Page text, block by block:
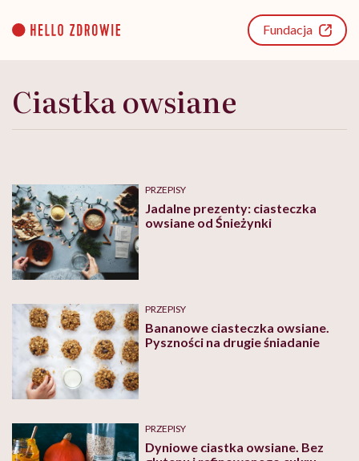
content
Fundacja
Ciastka owsiane
PRZEPISY
Jadalne prezenty: ciasteczka
owsiane od Śnieżynki
PRZEPISY
Bananowe ciasteczka owsiane.
Pyszności na drugie śniadanie
PRZEPISY
Dyniowe ciastka owsiane. Bez